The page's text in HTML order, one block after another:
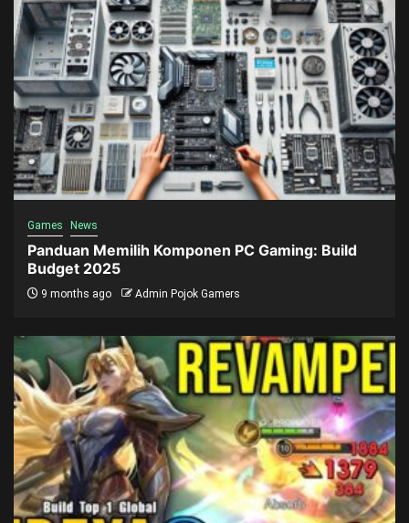
Games News
Panduan Memilih Komponen PC Gaming: Build
Budget 2025
9 months ago Admin Pojok Gamers